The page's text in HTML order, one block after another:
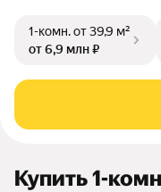
1-комн.от 39,9 м²
от 6,9 млн ₽
Купить 1-